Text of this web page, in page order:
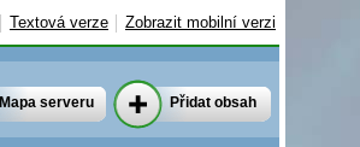
Textová verze Zobrazit mobilní verzi
Mapa serveru Přidat obsah